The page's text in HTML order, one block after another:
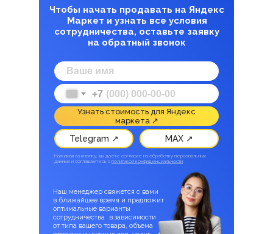
Наш менеджер свяжется с вами
в ближайшее время и предложит
оптимальные варианты
сотрудничества в зависимости
от типа вашего товара, объема
Чтобы начать продавать на Яндекс
Маркет и узнать все условия
сотрудничества, оставьте заявку
на обратный звонок
MAX ↗
Нажимая на кнопку, вы даете согласие на обработку персональных
данных и соглашаетесь c политикой конфиденциальности
+7
Узнать стоимость для Яндекс
маркета ↗
Telegram ↗